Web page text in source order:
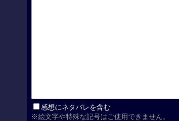
感想にネタバレを含む
※絵文字や特殊な記号はご使用できません。